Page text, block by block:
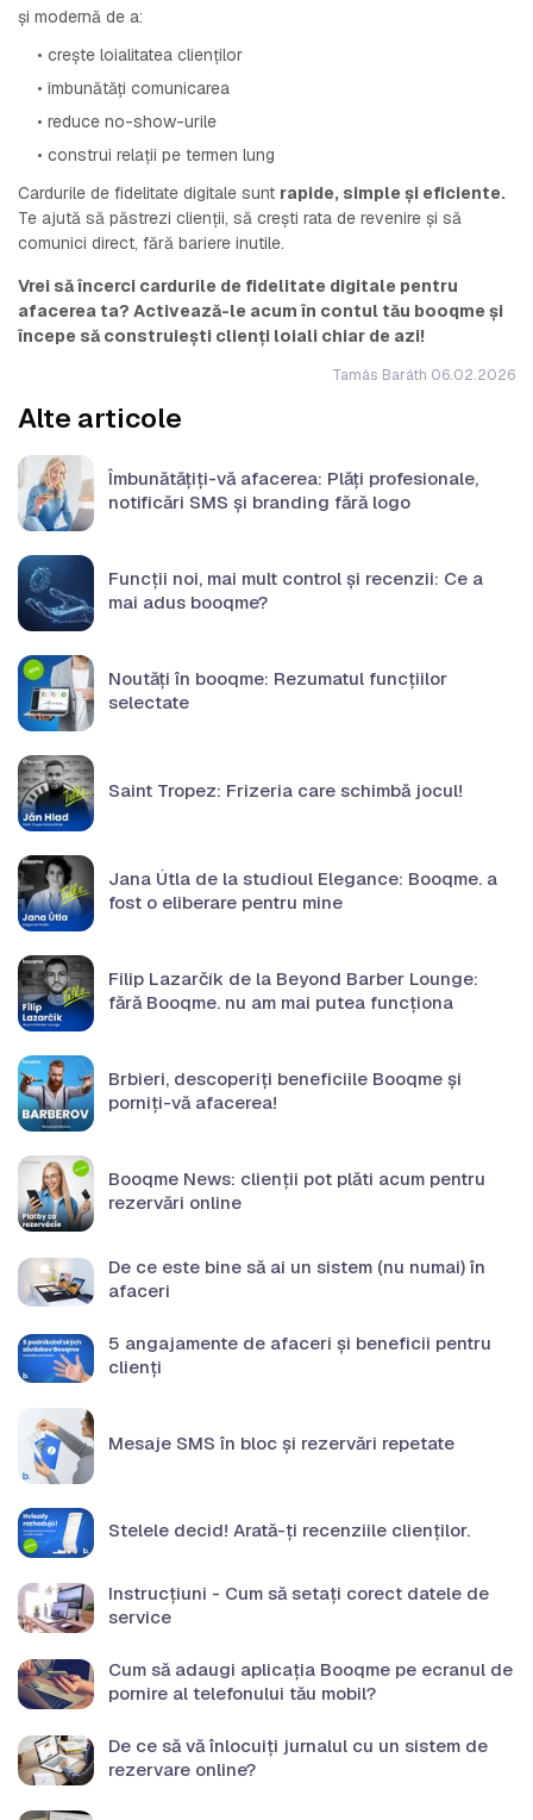
și modernă de a:
• crește loialitatea clienților
• îmbunătăți comunicarea
• reduce no-show-urile
• construi relații pe termen lung
Cardurile de fidelitate digitale sunt rapide, simple și eficiente.
Te ajută să păstrezi clienții, să crești rata de revenire și să
comunici direct, fără bariere inutile.
Vrei să încerci cardurile de fidelitate digitale pentru
afacerea ta? Activează-le acum în contul tău booqme și
începe să construiești clienți loiali chiar de azi!
Tamás Baráth 06.02.2026
Alte articole
Îmbunătățiți-vă afacerea: Plăți profesionale,
notificări SMS și branding fără logo
Funcții noi, mai mult control și recenzii: Ce a
mai adus booqme?
Noutăți în booqme: Rezumatul funcțiilor
selectate
Saint Tropez: Frizeria care schimbă jocul!
Jana Útla de la studioul Elegance: Booqme. a
fost o eliberare pentru mine
Filip Lazarčík de la Beyond Barber Lounge:
fără Booqme. nu am mai putea funcționa
Brbieri, descoperiți beneficiile Booqme și
porniți-vă afacerea!
Booqme News: clienții pot plăti acum pentru
rezervări online
De ce este bine să ai un sistem (nu numai) în
afaceri
5 angajamente de afaceri și beneficii pentru
clienți
Mesaje SMS în bloc și rezervări repetate
Stelele decid! Arată-ți recenziile clienților.
Instrucțiuni - Cum să setați corect datele de
service
Cum să adaugi aplicația Booqme pe ecranul de
pornire al telefonului tău mobil?
De ce să vă înlocuiți jurnalul cu un sistem de
rezervare online?